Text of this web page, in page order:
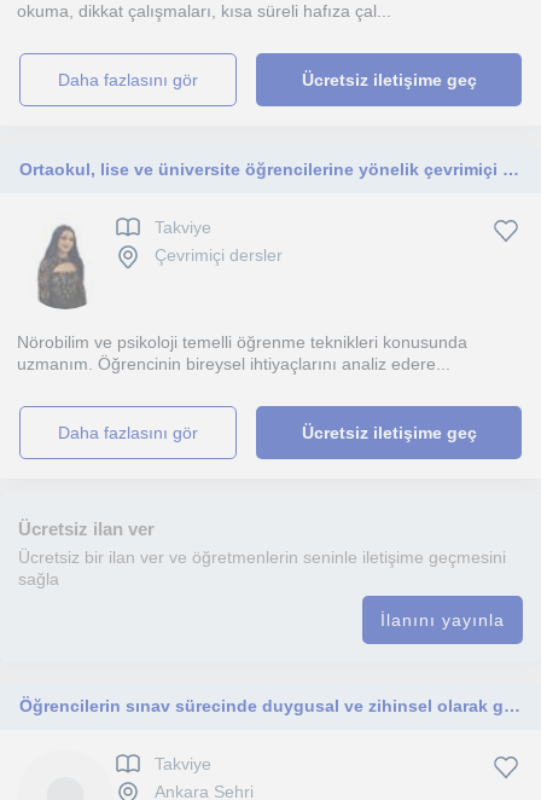
okuma, dikkat çalışmaları, kısa süreli hafıza çal...
daha fazlasını gör Ücretsiz iletişime geç
Ortaokul, lise ve üniversite öğrencilerine yönelik çevrimiçi koçluk sunan, nörobilim ve psikoloji alanında uzman eğitim koçu
Takviye
Çevrimiçi dersler
Nörobilim ve psikoloji temelli öğrenme teknikleri konusunda
uzmanım. Öğrencinin bireysel ihtiyaçlarını analiz edere...
daha fazlasını gör Ücretsiz iletişime geç
Ücretsiz ilan ver
Ücretsiz bir ilan ver ve öğretmenlerin seninle iletişime geçmesini
sağla
İlanını yayınla
Öğrencilerin sınav sürecinde duygusal ve zihinsel olarak güçlenmelerine destek oluyorum.
Takviye
Ankara Sehri